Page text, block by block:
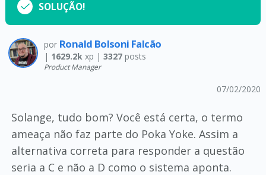
SOLUÇÃO!
por Ronald Bolsoni Falcão
| 1629.2kxp | 3327posts
Product Manager
07/02/2020
Solange, tudo bom? Você está certa, o termo
ameaça não faz parte do Poka Yoke. Assim a
alternativa correta para responder a questão
seria a C e não a D como o sistema aponta.